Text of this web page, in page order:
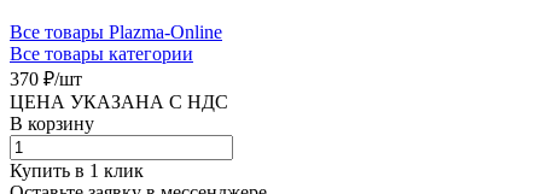
Все товары Plazma-Online
Все товары категории
370 ₽/шт
ЦЕНА УКАЗАНА С НДС
В корзину
Купить в 1 клик